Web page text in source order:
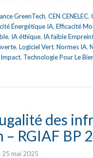
GreenTech, CEN CENELEC,
Énergétique IA, Efficacité
, IA éthique, IA faible
, Logiciel Vert, Normes IA,
Impact, Technologie Pour Le
des
– RGIAF BP
25 mai 2025